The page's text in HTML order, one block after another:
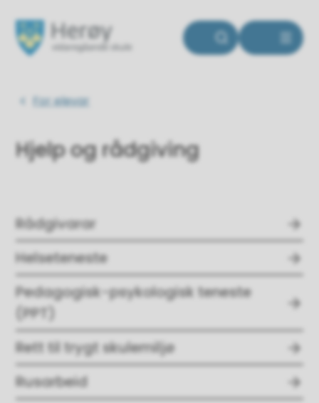
Herøy vidaregåande skule
Du er her:
For elevar
Hjelp og rådgiving
Rådgivarar
Helseteneste
Pedagogisk-psykologisk teneste
(PPT)
Rett til trygt skulemiljø
Rusarbeid